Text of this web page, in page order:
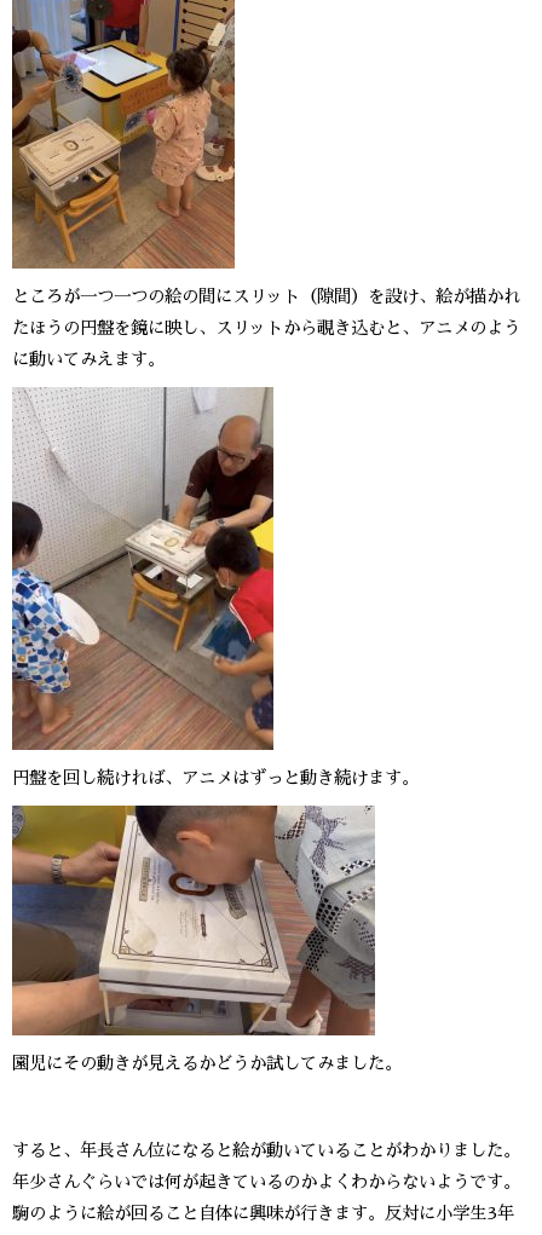
ところが一つ一つの絵の間にスリット（隙間）を設け、絵が描かれ
たほうの円盤を鏡に映し、スリットから覗き込むと、アニメのよう
に動いてみえます。
円盤を回し続ければ、アニメはずっと動き続けます。
園児にその動きが見えるかどうか試してみました。
すると、年長さん位になると絵が動いていることがわかりました。
年少さんぐらいでは何が起きているのかよくわからないようです。
駒のように絵が回ること自体に興味が行きます。反対に小学生3年